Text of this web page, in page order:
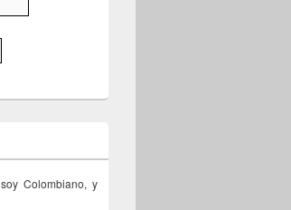
soy Colombiano, y